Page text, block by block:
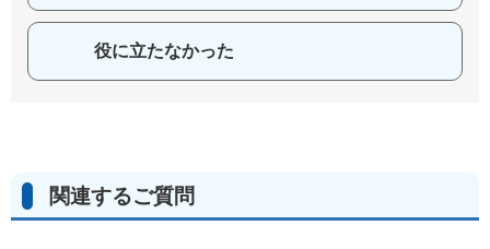
役に立たなかった
関連するご質問